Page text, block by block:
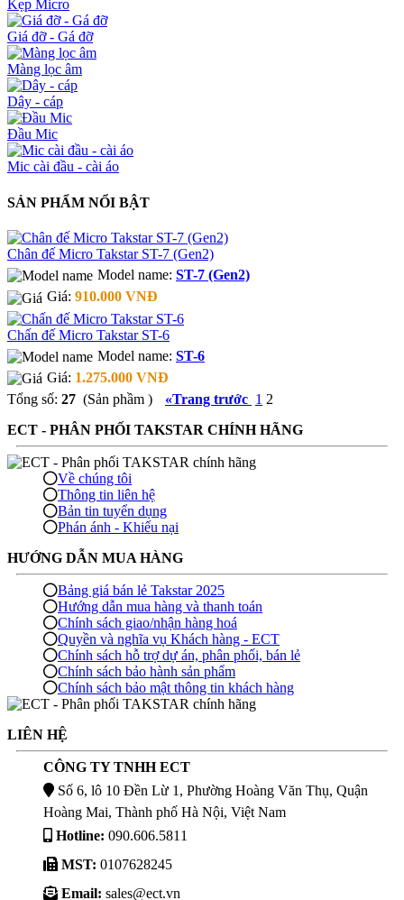
Kẹp Micro
Giá đỡ - Gá đỡ
Màng lọc âm
Dây - cáp
Đầu Mic
Mic cài đầu - cài áo
SẢN PHẨM NỔI BẬT
Chân đế Micro Takstar ST-7 (Gen2)
Model name: ST-7 (Gen2)
Giá: 910.000 VNĐ
Chấn đế Micro Takstar ST-6
Model name: ST-6
Giá: 1.275.000 VNĐ
Tổng số: 27 (Sản phầm ) «Trang trước 1 2
ECT - PHÂN PHỐI TAKSTAR CHÍNH HÃNG
Về chúng tôi
Thông tin liên hệ
Bản tin tuyển dụng
Phán ánh - Khiếu nại
HƯỚNG DẪN MUA HÀNG
Bảng giá bán lẻ Takstar 2025
Hướng dẫn mua hàng và thanh toán
Chính sách giao/nhận hàng hoá
Quyền và nghĩa vụ Khách hàng - ECT
Chính sách hỗ trợ dự án, phân phối, bán lẻ
Chính sách bảo hành sản phẩm
Chính sách bảo mật thông tin khách hàng
LIÊN HỆ
CÔNG TY TNHH ECT
Số 6, lô 10 Đền Lừ 1, Phường Hoàng Văn Thụ, Quận
Hoàng Mai, Thành phố Hà Nội, Việt Nam
Hotline: 090.606.5811
MST: 0107628245
Email: sales@ect.vn